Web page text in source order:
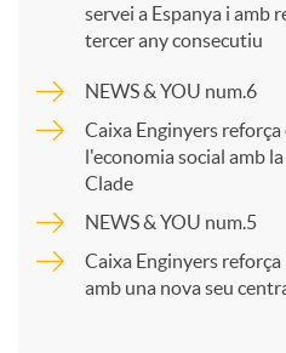
a
t
servei a Espanya i amb
tercer any consecutiu
NEWS & YOU num.6
Caixa Enginyers
l'economia social amb
Clade
NEWS & YOU num.5
Caixa Enginyers
amb una nova seu